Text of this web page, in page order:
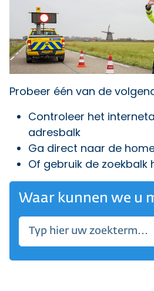
Probeer één van de
Controleer het
adresbalk
Ga direct naar de
Of gebruik de zoekbalk
Waar kunnen we u